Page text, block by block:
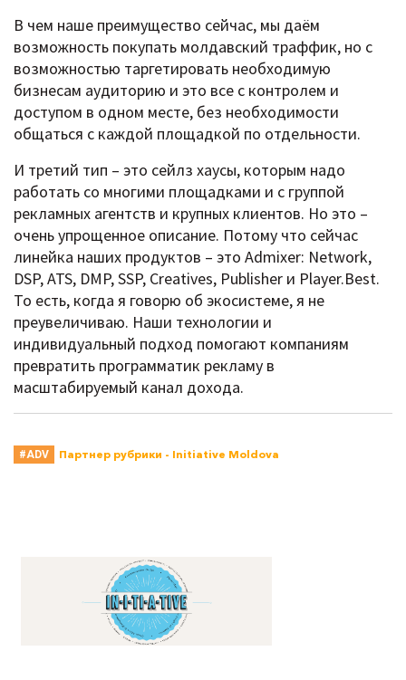
В чем наше преимущество сейчас, мы даём
возможность покупать молдавский траффик, но с
возможностью таргетировать необходимую
бизнесам аудиторию и это все с контролем и
доступом в одном месте, без необходимости
общаться с каждой площадкой по отдельности.
И третий тип – это сейлз хаусы, которым надо
работать со многими площадками и с группой
рекламных агентств и крупных клиентов. Но это –
очень упрощенное описание. Потому что сейчас
линейка наших продуктов – это Admixer: Network,
DSP, ATS, DMP, SSP, Creatives, Publisher и Player.Best.
То есть, когда я говорю об экосистеме, я не
преувеличиваю. Наши технологии и
индивидуальный подход помогают компаниям
превратить программатик рекламу в
масштабируемый канал дохода.
#ADV Партнер рубрики - Initiative Moldova